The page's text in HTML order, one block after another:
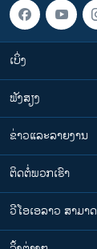
ເບິ່ງ
ຟັງສຽງ
ຂ່າວແລະລາຍງານ
ຕິດຕໍ່ພວກເຮົາ
ວີໂອເອລາວ ສາມາ